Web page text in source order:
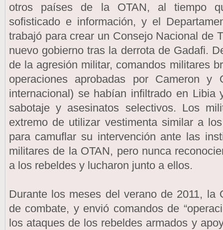
otros países de la OTAN, al tiempo
sofisticado e información, y el
trabajó para crear un Consejo Nacional de
nuevo gobierno tras la derrota de Gadafi.
de la agresión militar, comandos militares
operaciones aprobadas por Cameron y
internacional) se habían infiltrado en
sabotaje y asesinatos selectivos. Los
extremo de utilizar vestimenta similar a
para camuflar su intervención ante las
militares de la OTAN, pero nunca
a los rebeldes y lucharon junto a ellos.
Durante los meses del verano de 2011, la
de combate, y envió comandos de
los ataques de los rebeldes armados y